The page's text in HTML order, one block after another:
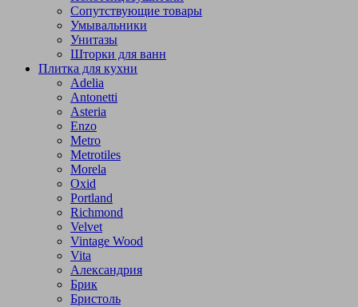
Сопутствующие товары
Умывальники
Унитазы
Шторки для ванн
Плитка для кухни
Adelia
Antonetti
Asteria
Enzo
Metro
Metrotiles
Morela
Oxid
Portland
Richmond
Velvet
Vintage Wood
Vita
Александрия
Брик
Бристоль